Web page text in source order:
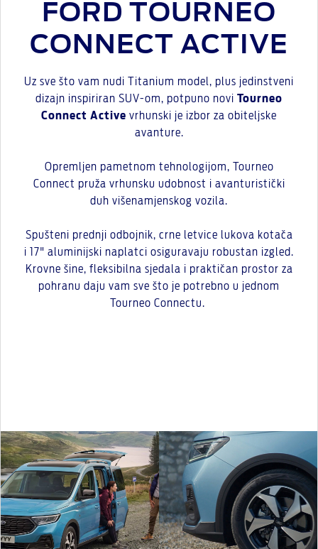
FORD TOURNEO
CONNECT ACTIVE
Uz sve što vam nudi Titanium model, plus jedinstveni
dizajn inspiriran SUV-om, potpuno novi Tourneo
Connect Active vrhunski je izbor za obiteljske
avanture.
Opremljen pametnom tehnologijom, Tourneo
Connect pruža vrhunsku udobnost i avanturistički
duh višenamjenskog vozila.
Spušteni prednji odbojnik, crne letvice lukova kotača
i 17" aluminijski naplatci osiguravaju robustan izgled.
Krovne šine, fleksibilna sjedala i praktičan prostor za
pohranu daju vam sve što je potrebno u jednom
Tourneo Connectu.